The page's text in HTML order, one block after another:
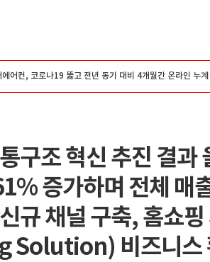
에어컨, 코로나19 뚫고 전년 동기 대비 4개월간 온라인 누
구조 혁신 추진 결과
증가하며 전체 매
규 채널 구축, 홈쇼
비즈니스